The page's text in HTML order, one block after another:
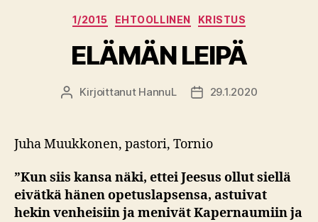
Kategoriat
1/2015 EHTOOLLINEN KRISTUS
ELÄMÄN LEIPÄ
Kirjoittaja
Kirjoittanut HannuL Julkaisupäivämäärä
29.1.2020
Juha Muukkonen, pastori, Tornio
”Kun siis kansa näki, ettei Jeesus ollut siellä
eivätkä hänen opetuslapsensa, astuivat
hekin venheisiin ja menivät Kapernaumiin ja